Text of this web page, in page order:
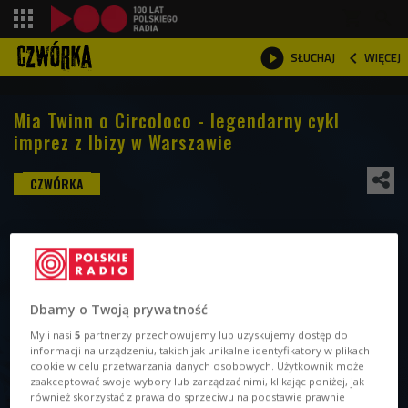
 SŁUCHAJ  WIĘCEJ

Mia Twinn o Circoloco - legendarny cykl
imprez z Ibizy w Warszawie
Dbamy o Twoją prywatność
My i nasi5 partnerzy przechowujemy lub uzyskujemy dostęp do
informacji na urządzeniu, takich jak unikalne identyfikatory w plikach
cookie w celu przetwarzania danych osobowych. Użytkownik może
zaakceptować swoje wybory lub zarządzać nimi, klikając poniżej, jak
również skorzystać z prawa do sprzeciwu na podstawie prawnie